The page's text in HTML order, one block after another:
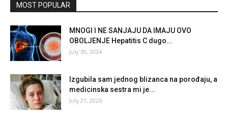
MOST POPULAR
MNOGI I NE SANJAJU DA IMAJU OVO
OBOLJENJE Hepatitis C dugo...
July 30, 2024
Izgubila sam jednog blizanca na porođaju, a
medicinska sestra mi je...
July 21, 2026